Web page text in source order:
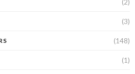
(3)
(148)
(1)